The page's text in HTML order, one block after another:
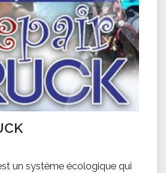
un système écologique qui